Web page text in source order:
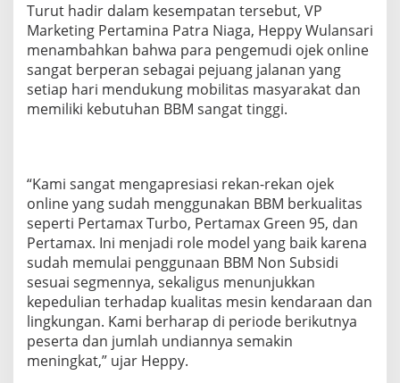
u
k
M
t
r
a
Turut hadir dalam kesempatan tersebut, VP
Marketing Pertamina Patra Niaga, Heppy Wulansari
menambahkan bahwa para pengemudi ojek online
sangat berperan sebagai pejuang jalanan yang
setiap hari mendukung mobilitas masyarakat dan
memiliki kebutuhan BBM sangat tinggi.
“Kami sangat mengapresiasi rekan-rekan ojek
online yang sudah menggunakan BBM berkualitas
seperti Pertamax Turbo, Pertamax Green 95, dan
Pertamax. Ini menjadi role model yang baik karena
sudah memulai penggunaan BBM Non Subsidi
sesuai segmennya, sekaligus menunjukkan
kepedulian terhadap kualitas mesin kendaraan dan
lingkungan. Kami berharap di periode berikutnya
peserta dan jumlah undiannya semakin
meningkat,” ujar Heppy.